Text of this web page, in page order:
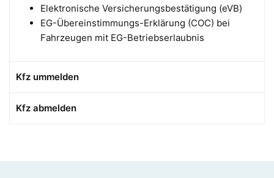
Elektronische Versicherungsbestätigung (eVB)
EG-Übereinstimmungs-Erklärung (COC) bei
Fahrzeugen mit EG-Betriebserlaubnis
Kfz ummelden
Kfz abmelden